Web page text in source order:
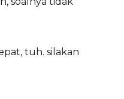
tuh. silakan